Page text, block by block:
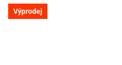
Výprodej